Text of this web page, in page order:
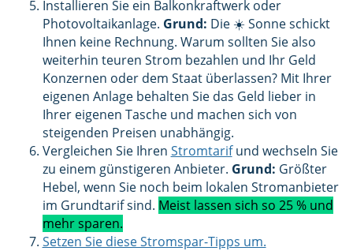
Installieren Sie ein Balkonkraftwerk oder
Photovoltaikanlage. Grund: Die ☀️ Sonne schickt
Ihnen keine Rechnung. Warum sollten Sie also
weiterhin teuren Strom bezahlen und Ihr Geld
Konzernen oder dem Staat überlassen? Mit Ihrer
eigenen Anlage behalten Sie das Geld lieber in
Ihrer eigenen Tasche und machen sich von
steigenden Preisen unabhängig.
Vergleichen Sie Ihren Stromtarifund wechseln Sie
zu einem günstigeren Anbieter. Grund: Größter
Hebel, wenn Sie noch beim lokalen Stromanbieter
im Grundtarif sind. Meist lassen sich so 25 % und
mehr sparen.
Setzen Sie diese Stromspar-Tipps um.